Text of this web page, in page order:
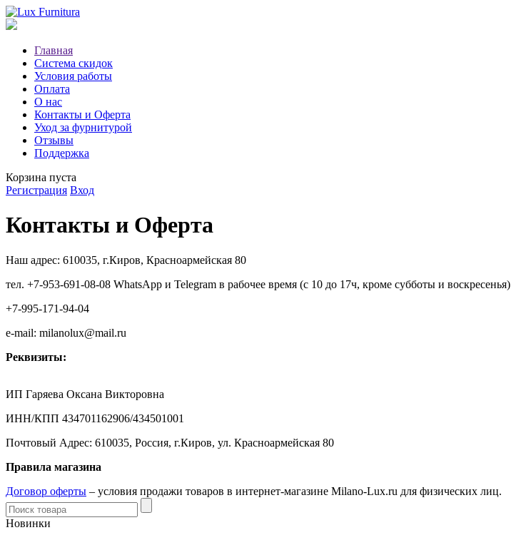
Главная
Система скидок
Условия работы
Оплата
О нас
Контакты и Оферта
Уход за фурнитурой
Отзывы
Поддержка
Корзина пуста
Регистрация Вход
Контакты и Оферта
Наш адрес: 610035, г.Киров, Красноармейская 80
тел. +7-953-691-08-08 WhatsApp и Telegram в рабочее время (с 10 до 17ч, кроме субботы и воскресенья)
+7-995-171-94-04
e-mail: milanolux@mail.ru
Реквизиты:
ИП Гаряева Оксана Викторовна
ИНН/КПП 434701162906/434501001
Почтовый Адрес: 610035, Россия, г.Киров, ул. Красноармейская 80
Правила магазина
Договор оферты – условия продажи товаров в интернет-магазине Milano-Lux.ru для физических лиц.
Новинки